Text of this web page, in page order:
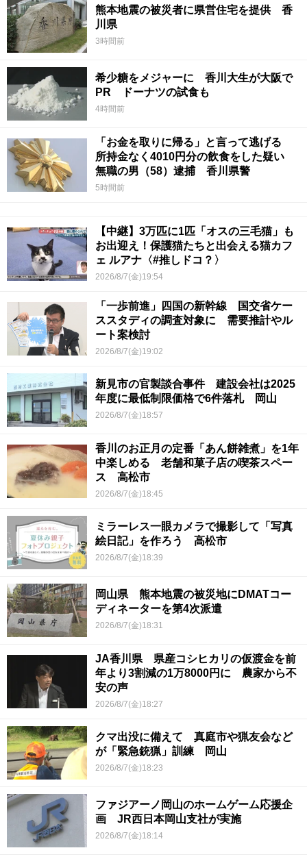
熊本地震の被災者に県営住宅を提供 香
川県
3時間前
希少糖をメジャーに 香川大生が大阪で
PR ドーナツの試食も
4時間前
「お金を取りに帰る」と言って逃げる
所持金なく4010円分の飲食をした疑い
無職の男（58）逮捕 香川県警
5時間前
【中継】3万匹に1匹「オスの三毛猫」も
お出迎え！保護猫たちと出会える猫カフ
ェ ルアナ〈#推しドコ？〉
2026/8/7(金)19:54
「一歩前進」四国の新幹線 国交省ケー
ススタディの調査対象に 需要推計やル
ート案検討
2026/8/7(金)19:02
新見市の官製談合事件 建設会社は2025
年度に最低制限価格で6件落札 岡山
2026/8/7(金)18:57
香川のお正月の定番「あん餅雑煮」を1年
中楽しめる 老舗和菓子店の喫茶スペー
ス 高松市
2026/8/7(金)18:45
ミラーレス一眼カメラで撮影して「写真
絵日記」を作ろう 高松市
2026/8/7(金)18:39
岡山県 熊本地震の被災地にDMATコー
ディネーターを第4次派遣
2026/8/7(金)18:31
JA香川県 県産コシヒカリの仮渡金を前
年より3割減の1万8000円に 農家から不
安の声
2026/8/7(金)18:27
クマ出没に備えて 真庭市や猟友会など
が「緊急銃猟」訓練 岡山
2026/8/7(金)18:23
ファジアーノ岡山のホームゲーム応援企
画 JR西日本岡山支社が実施
2026/8/7(金)18:14